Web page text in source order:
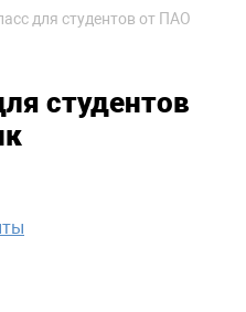
для студентов от ПАО
студентов